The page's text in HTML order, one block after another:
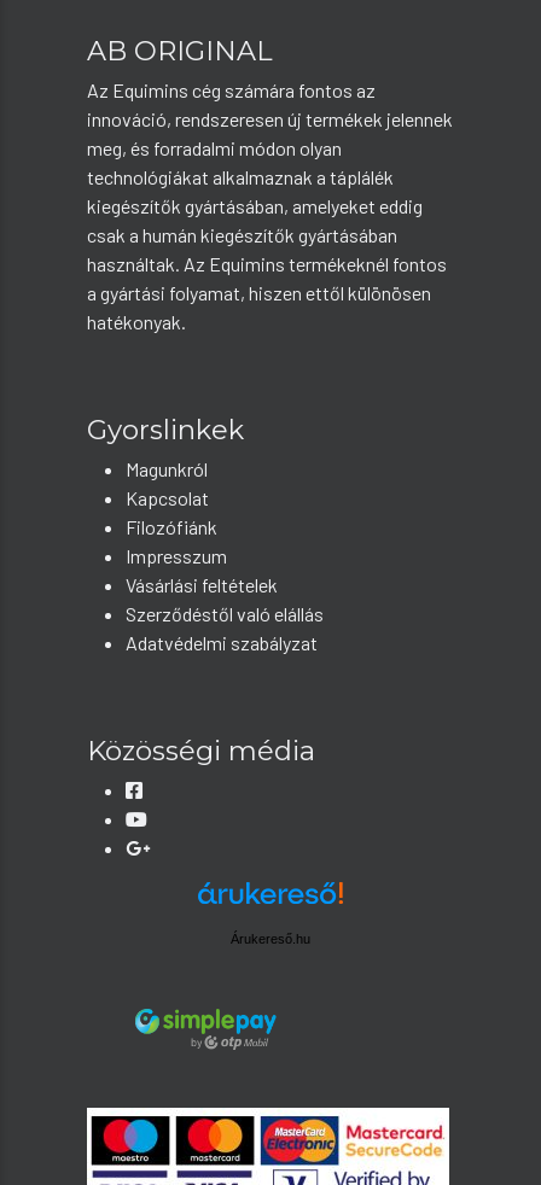
AB ORIGINAL
Az Equimins cég számára fontos az
innováció, rendszeresen új termékek jelennek
meg, és forradalmi módon olyan
technológiákat alkalmaznak a táplálék
kiegészítők gyártásában, amelyeket eddig
csak a humán kiegészítők gyártásában
használtak. Az Equimins termékeknél fontos
a gyártási folyamat, hiszen ettől különösen
hatékonyak.
Gyorslinkek
Magunkról
Kapcsolat
Filozófiánk
Impresszum
Vásárlási feltételek
Szerződéstől való elállás
Adatvédelmi szabályzat
Közösségi média
Árukereső.hu